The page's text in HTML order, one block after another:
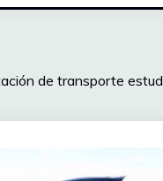
de transporte